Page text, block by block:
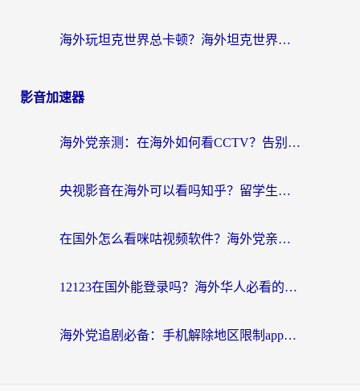
海外玩坦克世界总卡顿？海外坦克世界加速器有哪些？实测好用的选择在这里
影音加速器
海外党亲测：在海外如何看CCTV？告别“仅限大陆播放”的实用指南
央视影音在海外可以看吗知乎？留学生亲测：3步解决地域限制+追剧自由
在国外怎么看咪咕视频软件？海外党亲测有效的回国加速方案
12123在国外能登录吗？海外华人必看的回国加速实用指南
海外党追剧必备：手机解除地区限制app怎么选？解决央视视频&国内剧地区限制全指南